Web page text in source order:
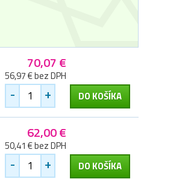
70,07 €
56,97 € bez DPH
- + DO KOŠÍKA
62,00 €
50,41 € bez DPH
- + DO KOŠÍKA